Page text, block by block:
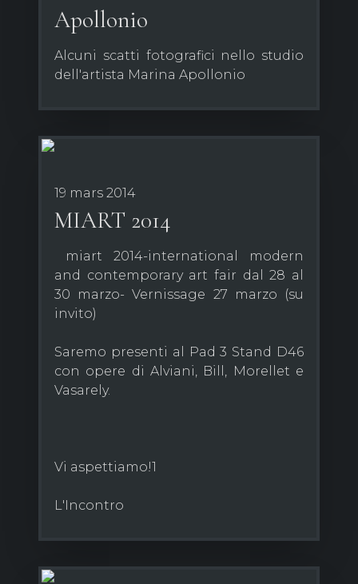
Apollonio
Alcuni scatti fotografici nello studio
dell'artista Marina Apollonio
19 mars 2014
MIART 2014
miart 2014-international modern
and contemporary art fair dal 28 al
30 marzo- Vernissage 27 marzo (su
invito)
Saremo presenti al Pad 3 Stand D46
con opere di Alviani, Bill, Morellet e
Vasarely.
Vi aspettiamo!1
L'Incontro